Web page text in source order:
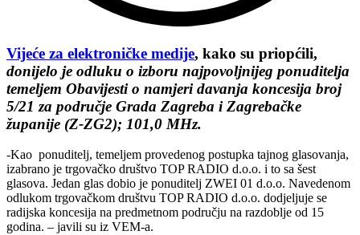
Vijeće za elektroničke medije, kako su priopćili,
donijelo je odluku o izboru najpovoljnijeg ponuditelja
temeljem Obavijesti o namjeri davanja koncesija broj
5/21 za područje Grada Zagreba i Zagrebačke
županije (Z-ZG2); 101,0 MHz.
-Kao ponuditelj, temeljem provedenog postupka tajnog glasovanja,
izabrano je trgovačko društvo TOP RADIO d.o.o. i to sa šest
glasova. Jedan glas dobio je ponuditelj ZWEI 01 d.o.o. Navedenom
odlukom trgovačkom društvu TOP RADIO d.o.o. dodjeljuje se
radijska koncesija na predmetnom području na razdoblje od 15
godina. – javili su iz VEM-a.